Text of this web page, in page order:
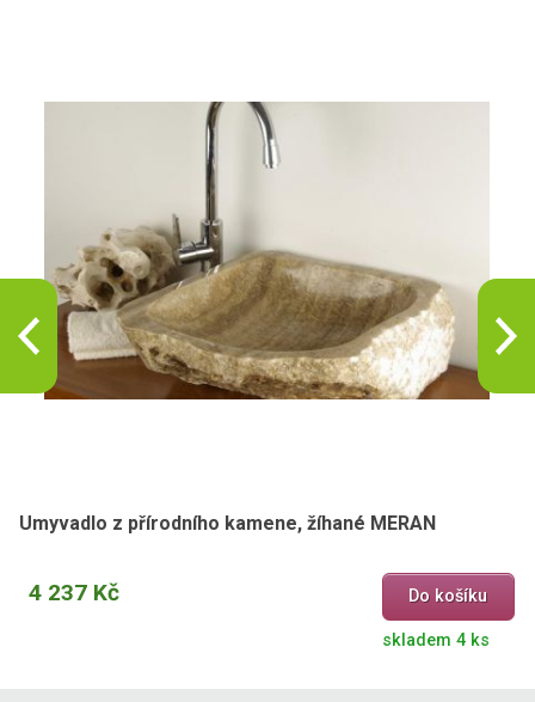
Umyvadlo z přírodního kamene, žíhané MERAN
4 237 Kč Do košíku
skladem 4 ks